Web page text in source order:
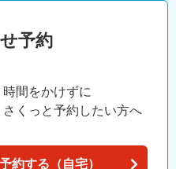
予約
時間をかけずに
さくっと予約したい方へ
約する（自宅）